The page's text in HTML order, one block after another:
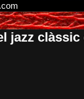
jazz